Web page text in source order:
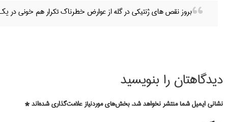
بروز نقص های ژنتیکی در گله از عوارض خطرناک تکرار هم خونی در
دیدگاهتان را بنویسید
نشانی ایمیل شما منتشر نخواهد شد. بخش‌های موردنیاز علامت‌گذاری شده‌اند*